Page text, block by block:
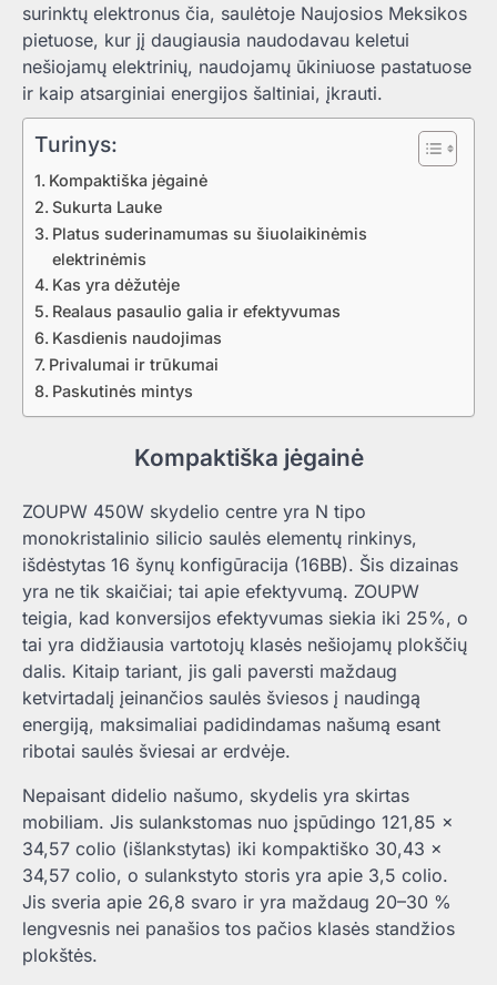
surinktų elektronus čia, saulėtoje Naujosios Meksikos
pietuose, kur jį daugiausia naudodavau keletui
nešiojamų elektrinių, naudojamų ūkiniuose pastatuose
ir kaip atsarginiai energijos šaltiniai, įkrauti.
Turinys:
Kompaktiška jėgainė
Sukurta Lauke
Platus suderinamumas su šiuolaikinėmis
elektrinėmis
Kas yra dėžutėje
Realaus pasaulio galia ir efektyvumas
Kasdienis naudojimas
Privalumai ir trūkumai
Paskutinės mintys
Kompaktiška jėgainė
ZOUPW 450W skydelio centre yra N tipo
monokristalinio silicio saulės elementų rinkinys,
išdėstytas 16 šynų konfigūracija (16BB). Šis dizainas
yra ne tik skaičiai; tai apie efektyvumą. ZOUPW
teigia, kad konversijos efektyvumas siekia iki 25%, o
tai yra didžiausia vartotojų klasės nešiojamų plokščių
dalis. Kitaip tariant, jis gali paversti maždaug
ketvirtadalį įeinančios saulės šviesos į naudingą
energiją, maksimaliai padidindamas našumą esant
ribotai saulės šviesai ar erdvėje.
Nepaisant didelio našumo, skydelis yra skirtas
mobiliam. Jis sulankstomas nuo įspūdingo 121,85 ×
34,57 colio (išlankstytas) iki kompaktiško 30,43 ×
34,57 colio, o sulankstyto storis yra apie 3,5 colio.
Jis sveria apie 26,8 svaro ir yra maždaug 20–30 %
lengvesnis nei panašios tos pačios klasės standžios
plokštės.